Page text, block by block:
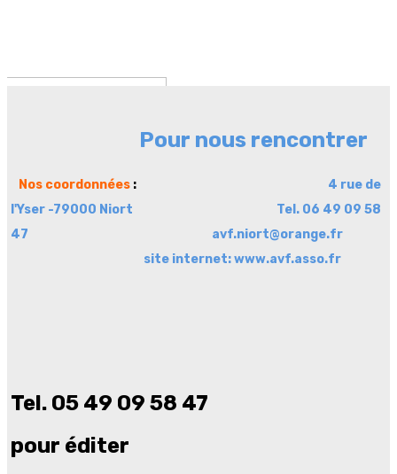
Pour nous rencontrer
Nos coordonnées :
4 rue de
l'Yser -79000 Niort Tel. 06 49 09 58
47 avf.niort@orange.fr
site internet: www.avf.asso.fr
Tel. 05 49 09 58 47
pour éditer